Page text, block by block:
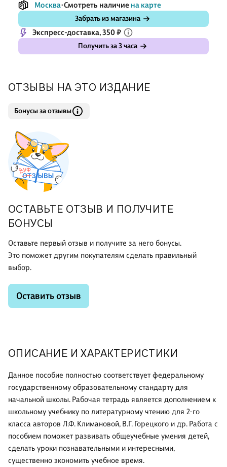
Москва Смотреть наличие на карте
Забрать из магазина
Экспресс-доставка, 350 ₽
Получить за 3 часа
ОПИСАНИЕ И ХАРАКТЕРИСТИКИ
Данное пособие полностью соответствует федеральному
государственному образовательному стандарту для
начальной школы. Рабочая тетрадь является дополнением к
школьному учебнику по литературному чтению для 2-го
класса авторов Л.Ф. Климановой, В.Г. Горецкого и др. Работа с
пособием поможет развивать общеучебные умения детей,
сделать уроки познавательными и интересными,
существенно экономить учебное время.
ОТЗЫВЫ НА ЭТО ИЗДАНИЕ
Бонусы за отзывы
ОСТАВЬТЕ ОТЗЫВ И ПОЛУЧИТЕ
БОНУСЫ
Оставьте первый отзыв и получите за него бонусы.
Это поможет другим покупателям сделать правильный
выбор.
Оставить отзыв